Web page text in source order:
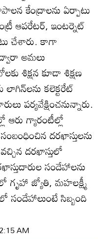
కేంద్రాలను ఏర్పాటు
ఆపరేటర్‌, ఇంటర్నెట్‌
చేశారు. కాగా
అమలు
శిక్షన కూడా శిక్షణ
లాగిన్‌లను కలెక్టరేట్‌
పర్యవేక్షించనున్నారు.
ఆరు గ్యారంటీల్లో
దరఖాస్తులను
దరఖాస్తులో
సందేహాలను
గృహా జ్యోతి, మహలక్ష్మీ
సందేహాలుంటే సిబ్బంది
AM